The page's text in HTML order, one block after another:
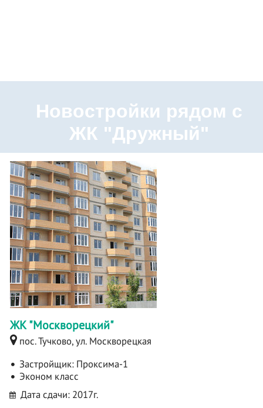
Новостройки рядом с
ЖК "Дружный"
ЖК "Москворецкий"
пос. Тучково, ул. Москворецкая
Застройщик: Проксима-1
Эконом класс
Дата сдачи: 2017г.